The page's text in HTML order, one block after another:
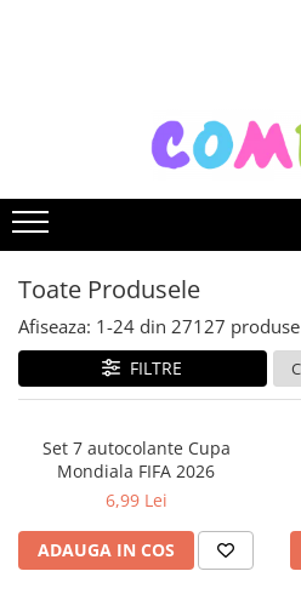
Noutăți Librăria Compas
Souvenir România
Rechizite școlare
Instrumente de scris
Pixuri
Stilouri școlare
Rollere și finelinere
Markere și textmarkere
Creioane mecanice
Creioane colorate
Creioane cerate
Carioci
Radiere
Toate Produsele
Afiseaza: 1-24 din 27127 produse
FILTRE
Set 7 autocolante Cupa
Mondiala FIFA 2026
6,99 Lei
ADAUGA IN COS